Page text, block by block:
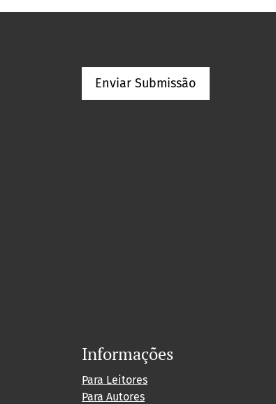
Enviar Submissão
Informações
Para Leitores
Para Autores